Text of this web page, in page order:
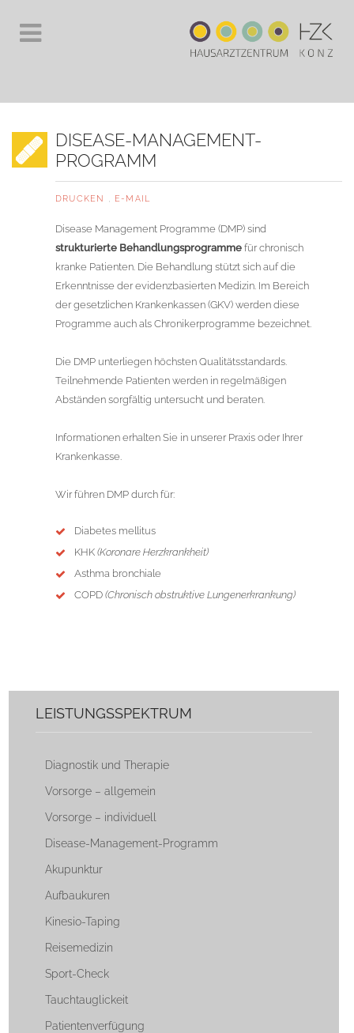
DISEASE-MANAGEMENT-
PROGRAMM
DRUCKEN , E-MAIL
Disease Management Programme (DMP) sind
strukturierte Behandlungsprogramme für chronisch
kranke Patienten. Die Behandlung stützt sich auf die
Erkenntnisse der evidenzbasierten Medizin. Im Bereich
der gesetzlichen Krankenkassen (GKV) werden diese
Programme auch als Chronikerprogramme bezeichnet.
Die DMP unterliegen höchsten Qualitätsstandards.
Teilnehmende Patienten werden in regelmäßigen
Abständen sorgfältig untersucht und beraten.
Informationen erhalten Sie in unserer Praxis oder Ihrer
Krankenkasse.
Wir führen DMP durch für:
Diabetes mellitus
KHK (Koronare Herzkrankheit)
Asthma bronchiale
COPD (Chronisch obstruktive Lungenerkrankung)
LEISTUNGSSPEKTRUM
Diagnostik und Therapie
Vorsorge – allgemein
Vorsorge – individuell
Disease-Management-Programm
Akupunktur
Aufbaukuren
Kinesio-Taping
Reisemedizin
Sport-Check
Tauchtauglickeit
Patientenverfügung